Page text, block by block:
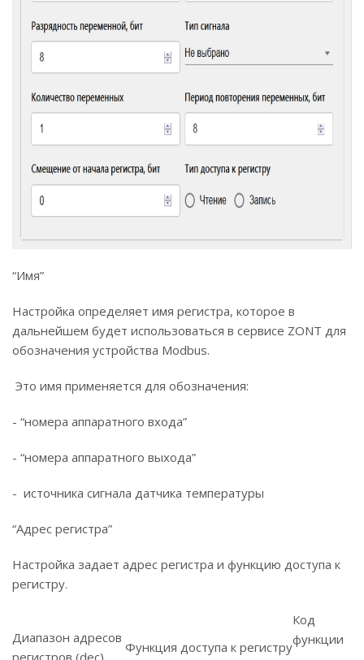
“Имя”
Настройка определяет имя регистра, которое в
дальнейшем будет использоваться в сервисе ZONT для
обозначения устройства Modbus.
Это имя применяется для обозначения:
- “номера аппаратного входа”
- “номера аппаратного выхода”
- источника сигнала датчика температуры
“Адрес регистра”
Настройка задает адрес регистра и функцию доступа к
регистру.
Диапазон адресов
регистров (dec)
Функция доступа к регистру
Код
функции